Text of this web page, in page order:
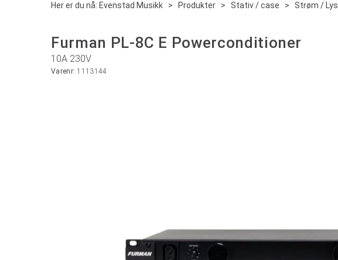
Her er du nå: Evenstad Musikk > Produkter > Stativ / case > Strøm / Lys
Furman PL-8C E Powerconditioner
10A 230V
Varenr:1113144